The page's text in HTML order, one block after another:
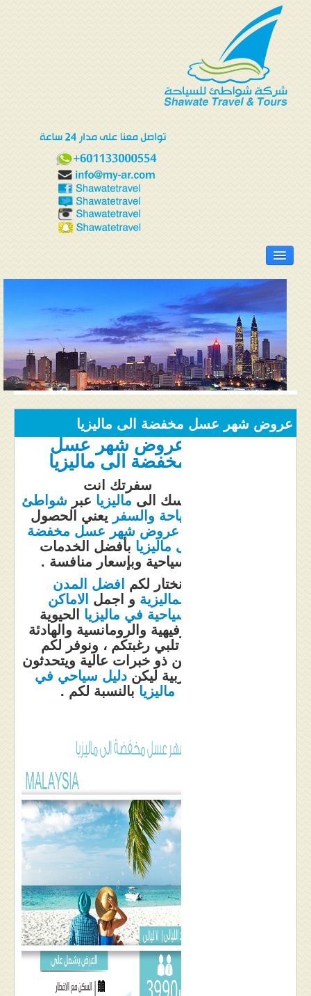
الرئيسية
المنتدى
دليل ماليزيا
فنادق ماليزيا
الاماكن السياحية ماليزيا
عروض شهر عسل مخفضة الى ماليزيا
عروض شهر عسل
مخفضة الى ماليزيا
سفرتك انت
وعروسك الى ماليزيا عبر شواطئ
للسياحة والسفريعني الحصول
علىعروض شهر عسل مخفضة
الى ماليزيا بأفضل الخدمات
السياحية وبإسعار منافسة .
نختار لكم افضل المدن
الماليزية و اجمل الاماكن
السياحية في ماليزيا الحيوية
والترفيهية والرومانسية والهادئة
ما تلبي رغبتكم ، ونوفر لكم
سائقين ذو خبرات عالية ويتحدثون
العربية ليكندليل سياحي في
ماليزيابالنسبة لكم .